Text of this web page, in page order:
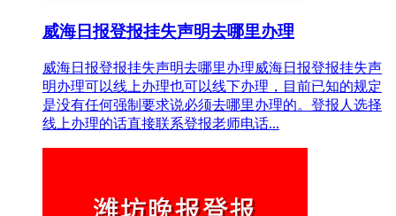
威海日报登报挂失声明去哪里办理
威海日报登报挂失声明去哪里办理威海日报登报挂失声
明办理可以线上办理也可以线下办理，目前已知的规定
是没有任何强制要求说必须去哪里办理的。登报人选择
线上办理的话直接联系登报老师电话...